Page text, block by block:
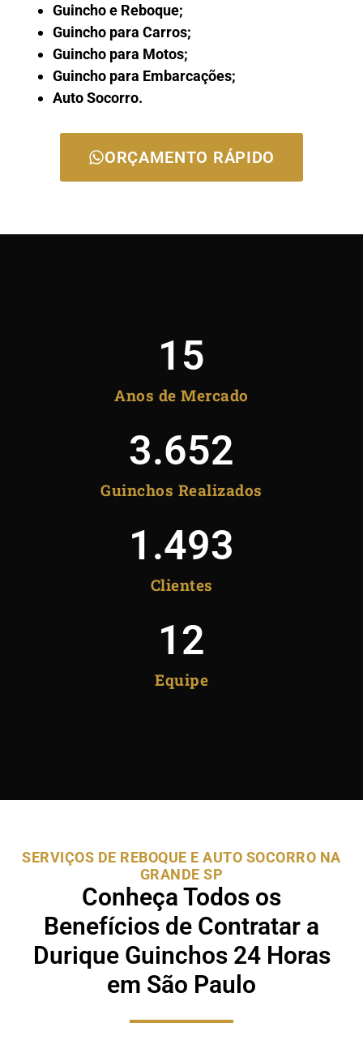
Guincho e Reboque;
Guincho para Carros;
Guincho para Motos;
Guincho para Embarcações;
Auto Socorro.
ORÇAMENTO RÁPIDO
Anos de Mercado
15
Guinchos Realizados
3.652
Clientes
1.493
Equipe
12
SERVIÇOS DE REBOQUE E AUTO SOCORRO NA
GRANDE SP
Conheça Todos os
Benefícios de Contratar a
Durique Guinchos 24 Horas
em São Paulo